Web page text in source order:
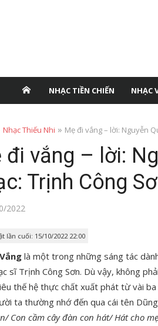
NHẠC TIỀN CHIẾN NHẠC
Nhạc Thiếu Nhi » Mẹ đi vắng – lời: Nguyễn
đi vắng – lời:
Trịnh Công
2022
lần cuối: 15/10/2022 22:00
là một trong những sáng tác
sĩ Trịnh Công Sơn. Dù vậy, không
thế hệ thực chất xuất phát từ vài
ta thường nhớ đến qua cái tên Dũng
Con cầm cây đàn con hát/ Hát cho